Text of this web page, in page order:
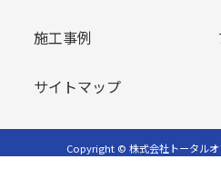
施工事例
サイトマップ
Copyright © 株式会社トータル